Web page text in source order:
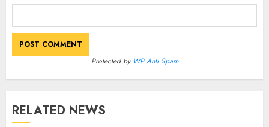
Protected by WP Anti Spam
RELATED NEWS